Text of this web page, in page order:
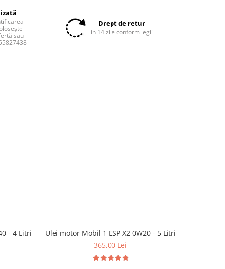
sau
Drept de retur
in 14 zile conform legii
- 4 Litri
Ulei motor Mobil 1 ESP X2 0W20 - 5 Litri
365,00 Lei